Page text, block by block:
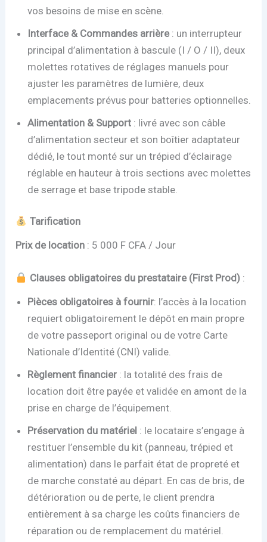
vos besoins de mise en scène.
Interface & Commandes arrière: un interrupteur
principal d’alimentation à bascule (I / O / II), deux
molettes rotatives de réglages manuels pour
ajuster les paramètres de lumière, deux
emplacements prévus pour batteries optionnelles.
Alimentation & Support : livré avec son câble
d’alimentation secteur et son boîtier adaptateur
dédié, le tout monté sur un trépied d’éclairage
réglable en hauteur à trois sections avec molettes
de serrage et base tripode stable.
Tarification
Prix de location : 5 000 F CFA / Jour
Clauses obligatoires du prestataire (First Prod):
Pièces obligatoires à fournir: l’accès à la location
requiert obligatoirement le dépôt en main propre
de votre passeport original ou de votre Carte
Nationale d’Identité (CNI) valide.
Règlement financier : la totalité des frais de
location doit être payée et validée en amont de la
prise en charge de l’équipement.
Préservation du matériel : le locataire s’engage à
restituer l’ensemble du kit (panneau, trépied et
alimentation) dans le parfait état de propreté et
de marche constaté au départ. En cas de bris, de
détérioration ou de perte, le client prendra
entièrement à sa charge les coûts financiers de
réparation ou de remplacement du matériel.